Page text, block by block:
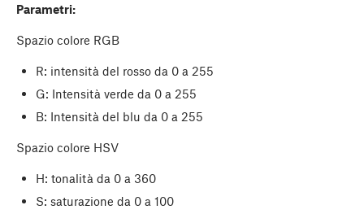
Parametri:
Spazio colore RGB
R: intensità del rosso da 0 a 255
G: Intensità verde da 0 a 255
B: Intensità del blu da 0 a 255
Spazio colore HSV
H: tonalità da 0 a 360
S: saturazione da 0 a 100